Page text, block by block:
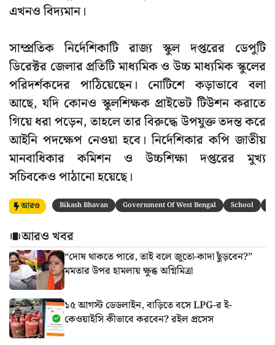
এখনও বিদ্যমান।
সাম্প্রতিক নির্দেশিকাটি রাজ্য স্কুল দপ্তরের ডেপুটি
ডিরেক্টর জেলার প্রতিটি মাধ্যমিক ও উচ্চ মাধ্যমিক স্কুলের
পরিদর্শকদের পাঠিয়েছেন। নোটিশে কড়াভাবে বলা
আছে, যদি কোনও স্কুলশিক্ষক প্রাইভেট টিউশন করাতে
গিয়ে ধরা পড়েন, তাহলে তার বিরুদ্ধে উপযুক্ত তদন্ত করে
আইনি পদক্ষেপ নেওয়া হবে। নির্দেশিকার কপি জাতীয়
মানবাধিকার কমিশন ও উচ্চশিক্ষা দপ্তরের মুখ্য
সচিবকেও পাঠানো হয়েছে।
আরও Bikash Bhavan Government Of West Bengal School
আরও খবর
“দোষ থাকতে পারে, তাই বলে জুতো-কাদা ছুঁড়বেন?”
মমতার উপর হামলায় ক্ষুব্ধ অগ্নিমিত্রা
১৫ আগস্ট ডেডলাইন, বাড়িতে বসে LPG-র ই-
কেওয়াইসি কীভাবে করবেন? রইল প্রসেস